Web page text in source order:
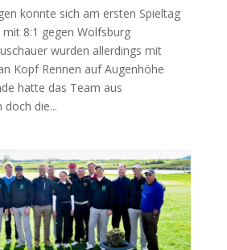
konnte sich am ersten Spieltag
mit 8:1 gegen Wolfsburg
wurden allerdings mit
Kopf Rennen auf Augenhöhe
hatte das Team aus
doch die...